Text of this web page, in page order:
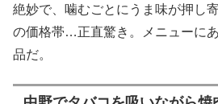
絶妙で、噛むごとにうま味が押し
の価格帯…正直驚き。メニューに
品だ。